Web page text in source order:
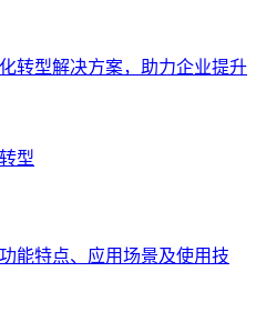
转型解决方案，助力企业提升
型
能特点、应用场景及使用技